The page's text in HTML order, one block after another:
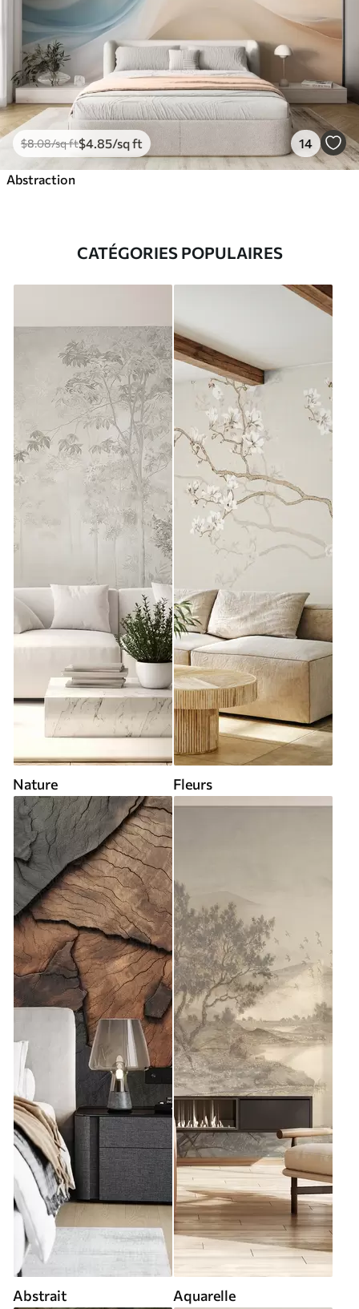
$8.08/sq ft$4 .85/sq ft 14
Abstraction
CATÉGORIES POPULAIRES
Nature Fleurs
Abstrait Aquarelle